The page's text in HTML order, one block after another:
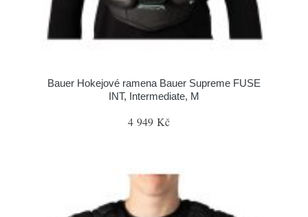
Bauer Hokejové ramena Bauer Supreme FUSE
INT, Intermediate, M
4 949 Kč